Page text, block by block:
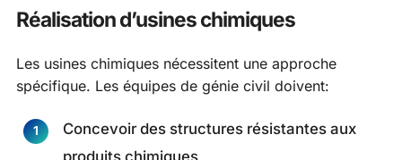
Réalisation d’usines chimiques
Les usines chimiques nécessitent une approche
spécifique. Les équipes de génie civil doivent:
Concevoir des structures résistantes aux